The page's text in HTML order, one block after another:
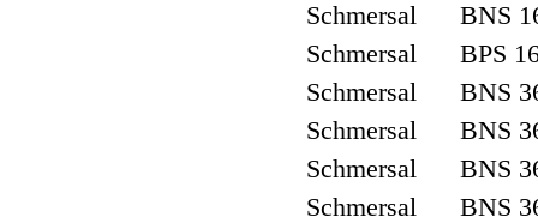
Schmersal BNS
Schmersal BPS
Schmersal BNS
Schmersal BNS
Schmersal BNS
Schmersal BNS